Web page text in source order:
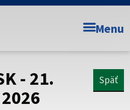
Prešovského
Menu
- 21.
Späť